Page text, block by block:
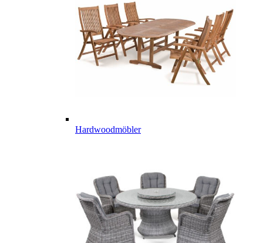
Hardwoodmöbler